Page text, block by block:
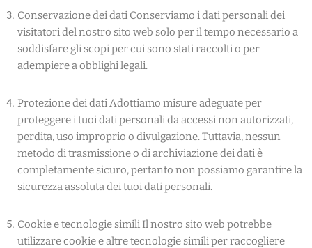
Conservazione dei dati Conserviamo i dati personali dei
visitatori del nostro sito web solo per il tempo necessario a
soddisfare gli scopi per cui sono stati raccolti o per
adempiere a obblighi legali.
Protezione dei dati Adottiamo misure adeguate per
proteggere i tuoi dati personali da accessi non autorizzati,
perdita, uso improprio o divulgazione. Tuttavia, nessun
metodo di trasmissione o di archiviazione dei dati è
completamente sicuro, pertanto non possiamo garantire la
sicurezza assoluta dei tuoi dati personali.
Cookie e tecnologie simili Il nostro sito web potrebbe
utilizzare cookie e altre tecnologie simili per raccogliere